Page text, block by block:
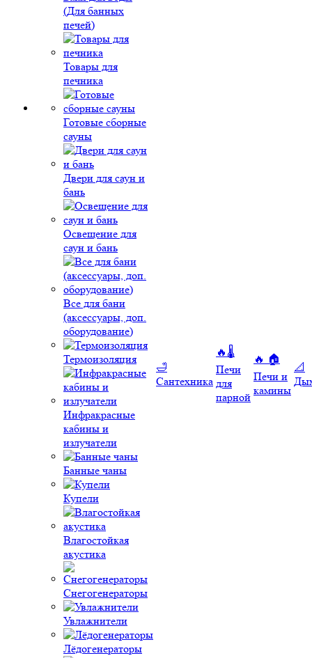
(Для банных
печей)
Товары для
печника
Готовые сборные
сауны
Двери для саун и
бань
Освещение для
саун и бань
Все для бани
(аксессуары, доп.
оборудование)
Термоизоляция
Инфракрасные
кабины и
излучатели
Банные чаны
Купели
Влагостойкая
акустика
Снегогенераторы
Увлажнители
Лёдогенераторы
🛁
Сантехника
🔥🌡️
Печи
для
парной
🔥 🏠
Печи и
камины
📐